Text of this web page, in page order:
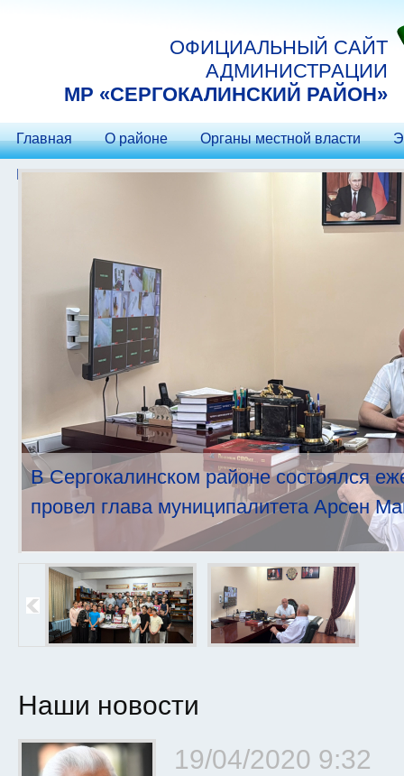
ОФИЦИАЛЬНЫЙ САЙТ
АДМИНИСТРАЦИИ
МP «СЕРГОКАЛИНСКИЙ РАЙОН»
Главная О районе Органы местной власти
Контакты Гостеприимство
В Сергокалинском районе состоялся
провел глава муниципалитета Арсен
Наши новости
19/04/2020 9:32
Страницы